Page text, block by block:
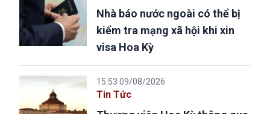
Nhà báo nước ngoài có thể bị
kiểm tra mạng xã hội khi xin
visa Hoa Kỳ
15:53 09/08/2026
Tin Tức